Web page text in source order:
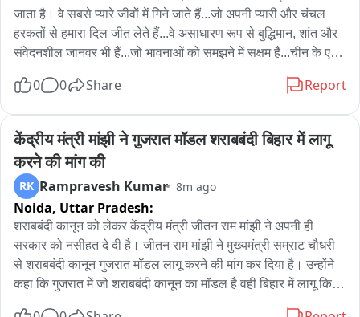
प्रमुखता से उठाया गया।
जनांदोलन को संबोधित करते हुए पूर्व मंत्री एवं भाजपा नेता गोविंद सिंह ठाकुर
ने प्रदेश सरकार पर विकास कार्यों की अनदेखी करने का आरोप लगाया।
उन्होंने कहा कि प्रदेश में सेब का सीजन पूरे जोर पर है और सेब सीजन शुरू
होने से पहले हर सरकार सड़कों की स्थिति सुधारने को प्राथमिकता देती
रही है, ताकि बागवानों को अपनी फसल मंडियों तक पहुंचाने में किसी तरह की
परेशानी न हो।
गोविंद सिंह ठाकुर ने आरोप लगाया कि कांग्रेस सरकार के लगभग चार वर्ष
पूरे होने को हैं, लेकिन वर्ष 2023 की आपदा के बाद क्षतिग्रस्त हुई कई
सड़कों की स्थिति आज भी नहीं सुधारी गई है। उन्होंने कहा कि सड़कों की
खराब हालत का सीधा असर किसानों और बागवानों पर पड़ रहा है। खराब
सड़कों के कारण कई बार बागवान समय पर अपनी फसल सब्जी मंडियों तक
नहीं पहुंचा पाते, जिससे उन्हें आर्थिक नुकसान उठाना पड़ता है।
जाता है। वे सबसे प्यारे जीवों में गिने जाते हैं...जो अपनी प्यारी और चंचल
हरकतों से हमारा दिल जीत लेते हैं...वे असाधारण रूप से बुद्धिमान, शांत और
संवेदनशील जानवर भी हैं...जो भावनाओं को समझने में सक्षम हैं...चीन के एक
फिर से वायरल हो गया
हाथी ने बच्चे की चप्पल लौटाई
वीडियो ने जीता नेटिजंस का दिल
0 0 Share Report
केंद्रीय मंत्री मांझी ने गुजरात मॉडल शराबबंदी बिहार में लागू
करने की मांग की
RK Rampravesh Kumar 8m ago
Noida, Uttar Pradesh:
शराबबंदी कानून को लेकर केंद्रीय मंत्री जीतन राम मांझी ने अपनी ही
सरकार को नसीहत दे दी है। जीतन राम मांझी ने मुख्यमंत्री सम्राट चौधरी
से शराबबंदी कानून गुजरात मॉडल लागू करने की मांग कर दिया है। उन्होंने
कहा कि गुजरात में जो शराबबंदी कानून का मॉडल है वही बिहार में लागू किया